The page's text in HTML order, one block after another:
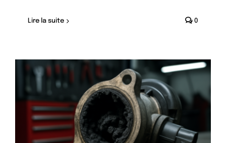
Lire la suite 0